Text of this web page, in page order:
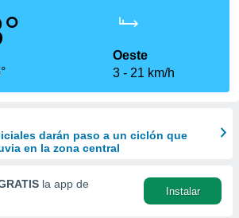
Oeste
3
21 km/h
darán paso a un ciclón que
en la zona central
la app de
Instalar